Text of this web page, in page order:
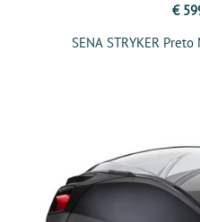
€
SENA STRYKER